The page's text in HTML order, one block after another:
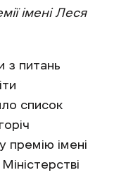
імені Леся
з питань
список
премію імені
Міністерстві